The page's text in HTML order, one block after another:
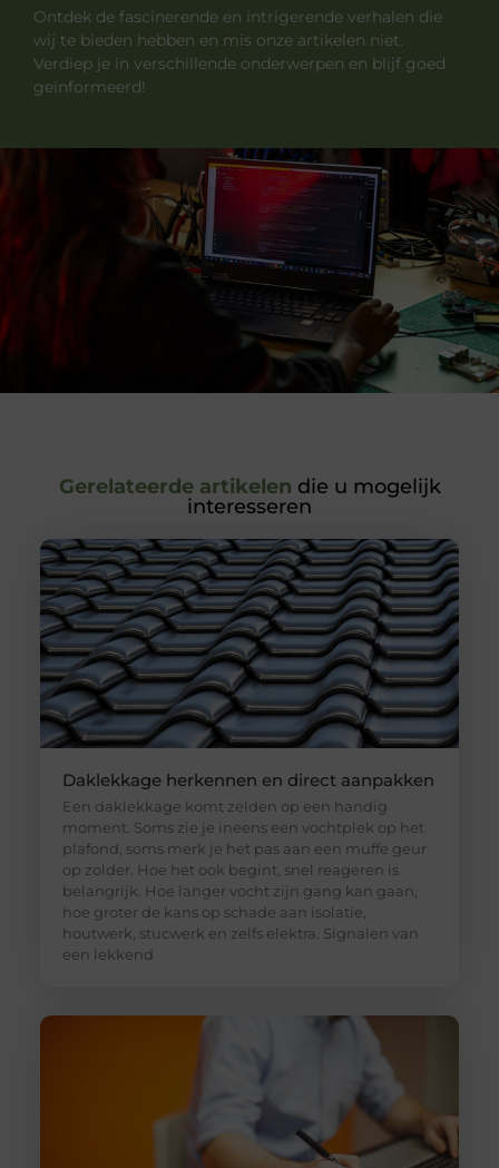
Ontdek de fascinerende en intrigerende verhalen die
wij te bieden hebben en mis onze artikelen niet.
Verdiep je in verschillende onderwerpen en blijf goed
geïnformeerd!
Gerelateerde artikelen die u mogelijk
interesseren
Daklekkage herkennen en direct aanpakken
Een daklekkage komt zelden op een handig
moment. Soms zie je ineens een vochtplek op het
plafond, soms merk je het pas aan een muffe geur
op zolder. Hoe het ook begint, snel reageren is
belangrijk. Hoe langer vocht zijn gang kan gaan,
hoe groter de kans op schade aan isolatie,
houtwerk, stucwerk en zelfs elektra. Signalen van
een lekkend